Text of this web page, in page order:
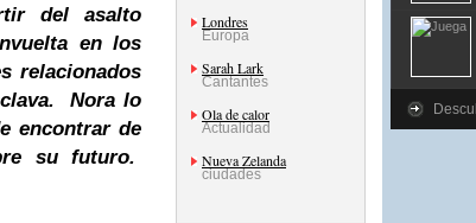
del asalto
en los
relacionados
Nora lo
encontrar de
su futuro.
Londres
Europa
Sarah Lark
Cantantes
Ola de calor
Actualidad
Nueva Zelanda
ciudades